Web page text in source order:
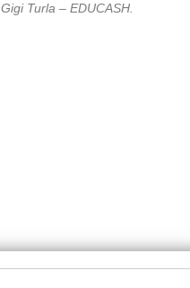
Gigi Turla – EDUCASH.